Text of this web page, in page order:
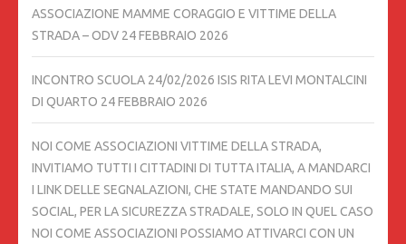
ASSOCIAZIONE MAMME CORAGGIO E VITTIME DELLA
STRADA – ODV 24 FEBBRAIO 2026
INCONTRO SCUOLA 24/02/2026 ISIS RITA LEVI MONTALCINI
DI QUARTO 24 FEBBRAIO 2026
NOI COME ASSOCIAZIONI VITTIME DELLA STRADA,
INVITIAMO TUTTI I CITTADINI DI TUTTA ITALIA, A MANDARCI
I LINK DELLE SEGNALAZIONI, CHE STATE MANDANDO SUI
SOCIAL, PER LA SICUREZZA STRADALE, SOLO IN QUEL CASO
NOI COME ASSOCIAZIONI POSSIAMO ATTIVARCI CON UN